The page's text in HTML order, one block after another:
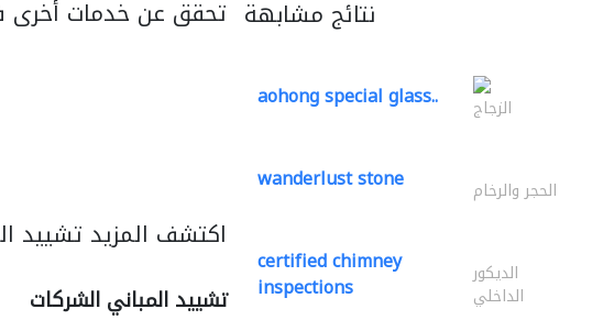
تحقق عن خدمات
اكتشف المزيد تشييد
تشييد المباني الشركات
نتائج مشابهة
aohong special glass.. الزجاج
wanderlust stone الحجر والرخام
certified chimney
inspections الديكور
الداخلي